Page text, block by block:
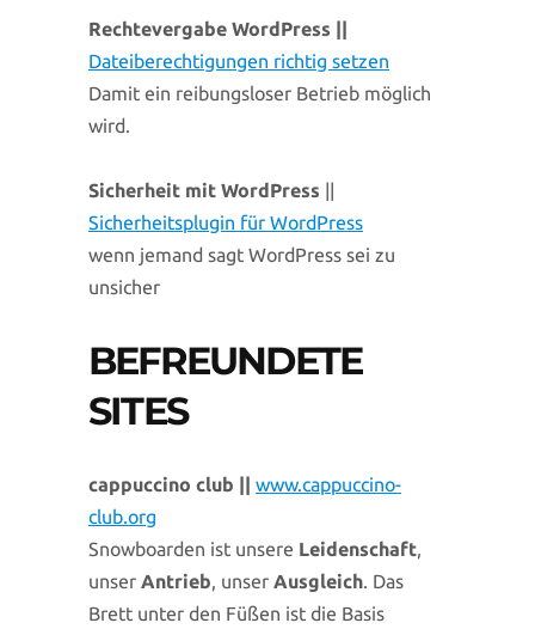
Rechtevergabe WordPress ||
Dateiberechtigungen richtig setzen
Damit ein reibungsloser Betrieb möglich
wird.
Sicherheit mit WordPress ||
Sicherheitsplugin für WordPress
wenn jemand sagt WordPress sei zu
unsicher
BEFREUNDETE
SITES
cappuccino club || www.cappuccino-
club.org
Snowboarden ist unsere Leidenschaft,
unser Antrieb, unser Ausgleich. Das
Brett unter den Füßen ist die Basis